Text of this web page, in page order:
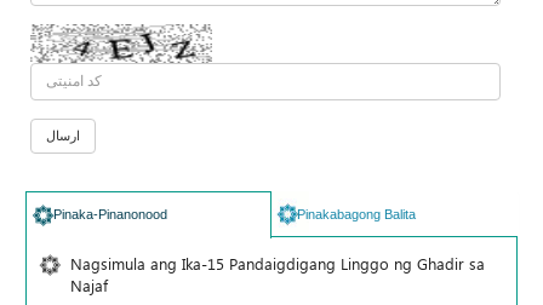
Pinaka-Pinanonood Pinakabagong Balita
Nagsimula ang Ika-15 Pandaigdigang Linggo ng Ghadir sa
Najaf